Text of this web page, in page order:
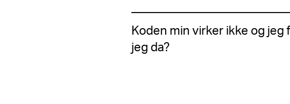
Koden min virker ikke og jeg
jeg da?